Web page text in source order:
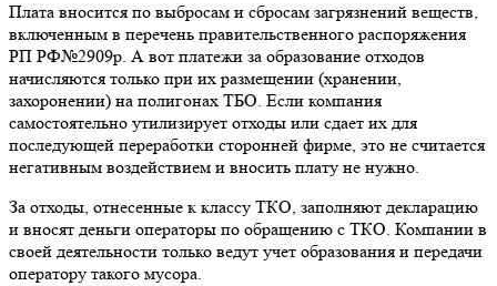
Плата вносится по выбросам и сбросам загрязнений веществ,
включенным в перечень правительственного распоряжения
РП РФ№2909р. А вот платежи за образование отходов
начисляются только при их размещении (хранении,
захоронении) на полигонах ТБО. Если компания
самостоятельно утилизирует отходы или сдает их для
последующей переработки сторонней фирме, это не считается
негативным воздействием и вносить плату не нужно.
За отходы, отнесенные к классу ТКО, заполняют декларацию
и вносят деньги операторы по обращению с ТКО. Компании в
своей деятельности только ведут учет образования и передачи
оператору такого мусора.